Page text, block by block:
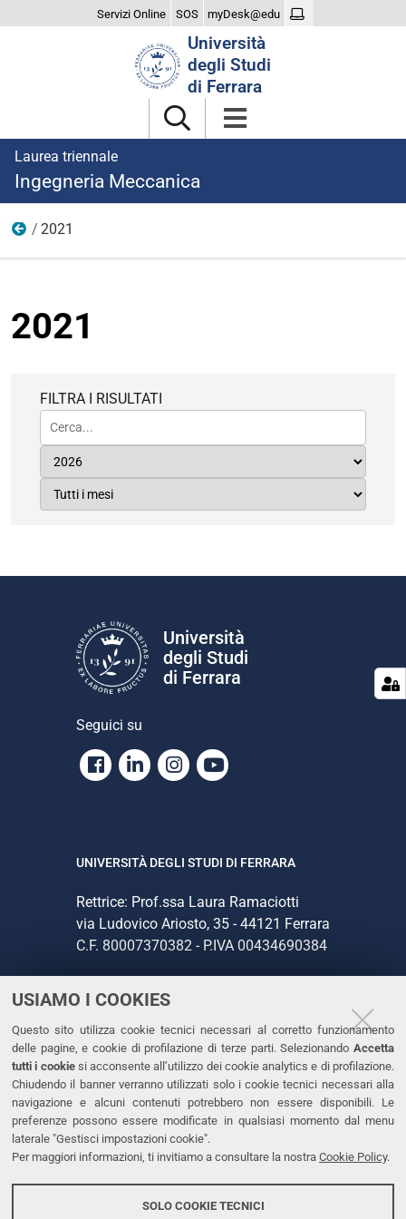
USIAMO I COOKIES
Questo sito utilizza cookie tecnici necessari al corretto funzionamento
delle pagine, e cookie di profilazione di terze parti. Selezionando Accetta
tutti i cookiesi acconsente all’utilizzo dei cookie analytics e di profilazione.
Chiudendo il banner verranno utilizzati solo i cookie tecnici necessari alla
navigazione e alcuni contenuti potrebbero non essere disponibili. Le
preferenze possono essere modificate in qualsiasi momento dal menu
laterale "Gestisci impostazioni cookie".
Per maggiori informazioni, ti invitiamo a consultare la nostra Cookie Policy.
SOLO COOKIE TECNICI
Servizi Online SOS myDesk@edu
Università
degli Studi
di Ferrara
Laurea triennale
Ingegneria Meccanica
Notizie
2021
2021
FILTRA I RISULTATI
Università
degli Studi
di Ferrara
Seguici su
Facebook
LinkedinInstagram
Youtube
UNIVERSITÀ DEGLI STUDI DI FERRARA
Rettrice: Prof.ssa Laura Ramaciotti
via Ludovico Ariosto, 35 - 44121 Ferrara
C.F. 80007370382 - P.IVA 00434690384
CONTATTI
Tel. +39 0532 293111
Fax. +39 0532 293031
PEC
LINKS
Dichiarazione di accessibilità